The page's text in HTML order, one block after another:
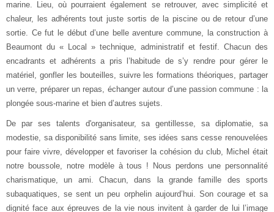
marine. Lieu, où pourraient également se retrouver, avec simplicité et
chaleur, les adhérents tout juste sortis de la piscine ou de retour d’une
sortie. Ce fut le début d’une belle aventure commune, la construction à
Beaumont du « Local » technique, administratif et festif. Chacun des
encadrants et adhérents a pris l’habitude de s’y rendre pour gérer le
matériel, gonfler les bouteilles, suivre les formations théoriques, partager
un verre, préparer un repas, échanger autour d’une passion commune : la
plongée sous-marine et bien d’autres sujets.
De par ses talents d'organisateur, sa gentillesse, sa diplomatie, sa
modestie, sa disponibilité sans limite, ses idées sans cesse renouvelées
pour faire vivre, développer et favoriser la cohésion du club, Michel était
notre boussole, notre modèle à tous ! Nous perdons une personnalité
charismatique, un ami. Chacun, dans la grande famille des sports
subaquatiques, se sent un peu orphelin aujourd’hui. Son courage et sa
dignité face aux épreuves de la vie nous invitent à garder de lui l’image